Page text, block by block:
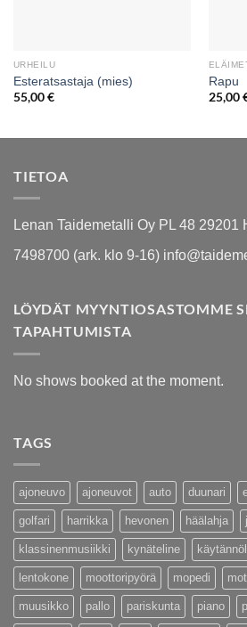
URHEILU
Esteratsastaja (mies)
55,00€
Rapu
25,00
TIETOA
Lenan Taidemetalli Oy PL 48 29201
7498700 (ark. klo 9-16)
LÖYDÄT MYYNTIOSASTOMME
TAPAHTUMISTA
No shows booked at the moment.
TAGS
ajoneuvo ajoneuvot auto duunari
golfari harrikka hevonen häälahja
klassinenmusiikki kynäteline
lentokone moottoripyörä mopedi
muusikko pallo pariskunta piano